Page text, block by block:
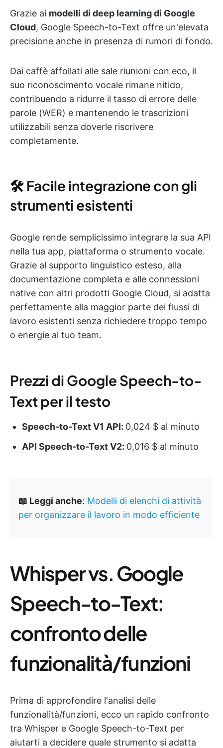
Grazie ai modelli di deep learning di Google
Cloud, Google Speech-to-Text offre un'elevata
precisione anche in presenza di rumori di fondo.
Dai caffè affollati alle sale riunioni con eco, il
suo riconoscimento vocale rimane nitido,
contribuendo a ridurre il tasso di errore delle
parole (WER) e mantenendo le trascrizioni
utilizzabili senza doverle riscrivere
completamente.
🛠 Facile integrazione con gli
strumenti esistenti
Google rende semplicissimo integrare la sua API
nella tua app, piattaforma o strumento vocale.
Grazie al supporto linguistico esteso, alla
documentazione completa e alle connessioni
native con altri prodotti Google Cloud, si adatta
perfettamente alla maggior parte dei flussi di
lavoro esistenti senza richiedere troppo tempo
o energie al tuo team.
Prezzi di Google Speech-to-
Text per il testo
Speech-to-Text V1 API: 0,024 $ al minuto
API Speech-to-Text V2: 0,016 $ al minuto
📖 Leggi anche: Modelli di elenchi di attività
per organizzare il lavoro in modo efficiente
Whisper vs. Google
Speech-to-Text:
confronto delle
funzionalità/funzioni
Prima di approfondire l'analisi delle
funzionalità/funzioni, ecco un rapido confronto
tra Whisper e Google Speech-to-Text per
aiutarti a decidere quale strumento si adatta